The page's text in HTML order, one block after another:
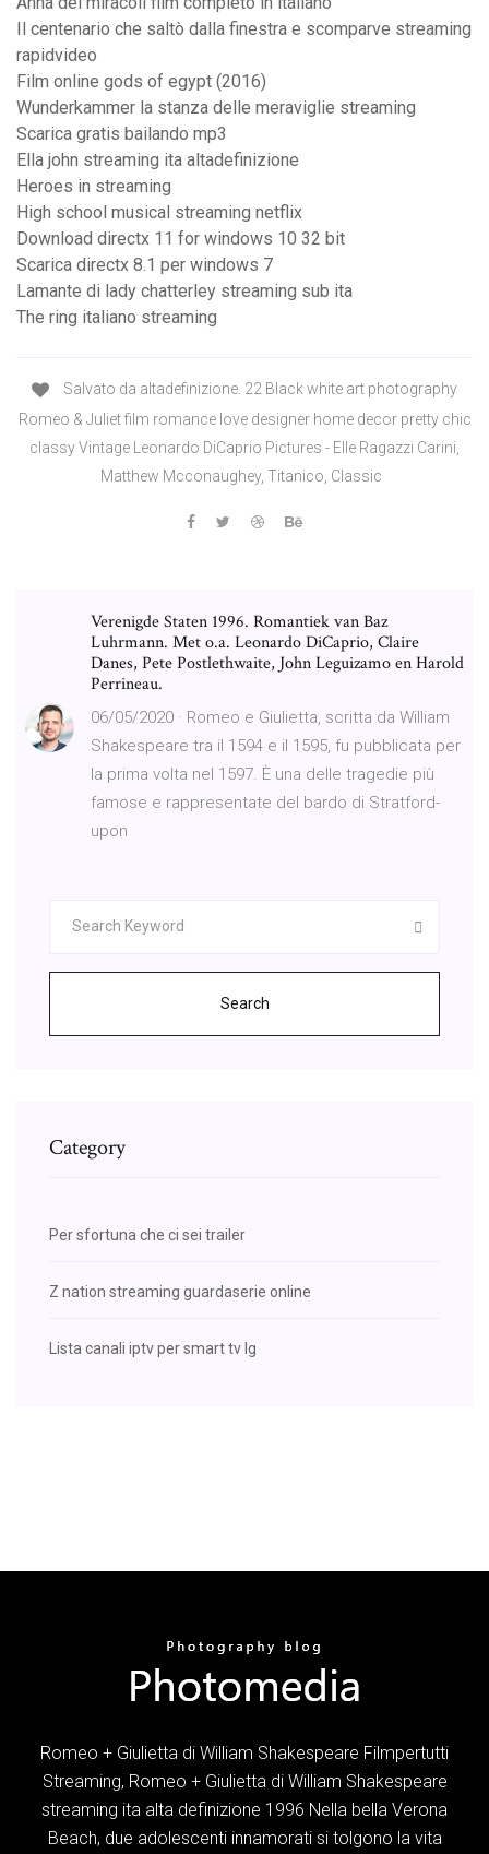
Il centenario che saltò dalla finestra e scomparve streaming
rapidvideo
Film online gods of egypt (2016)
Wunderkammer la stanza delle meraviglie streaming
Scarica gratis bailando mp3
Ella john streaming ita altadefinizione
Heroes in streaming
High school musical streaming netflix
Download directx 11 for windows 10 32 bit
Scarica directx 8.1 per windows 7
Lamante di lady chatterley streaming sub ita
The ring italiano streaming
Salvato da altadefinizione. 22 Black white art photography
Romeo & Juliet film romance love designer home decor pretty chic
classy Vintage Leonardo DiCaprio Pictures - Elle Ragazzi Carini,
Matthew Mcconaughey, Titanico, Classic
Verenigde Staten 1996. Romantiek van Baz
Luhrmann. Met o.a. Leonardo DiCaprio, Claire
Danes, Pete Postlethwaite, John Leguizamo en Harold
Perrineau.
06/05/2020 · Romeo e Giulietta, scritta da William
Shakespeare tra il 1594 e il 1595, fu pubblicata per
la prima volta nel 1597. È una delle tragedie più
famose e rappresentate del bardo di Stratford-
upon
Search
Category
Per sfortuna che ci sei trailer
Z nation streaming guardaserie online
Lista canali iptv per smart tv lg
Romeo + Giulietta di William Shakespeare Filmpertutti
Streaming, Romeo + Giulietta di William Shakespeare
streaming ita alta definizione 1996 Nella bella Verona
Beach, due adolescenti innamorati si tolgono la vita